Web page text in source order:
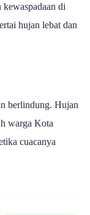
di
hujan lebat dan
berlindung. Hujan
warga Kota
cuacanya